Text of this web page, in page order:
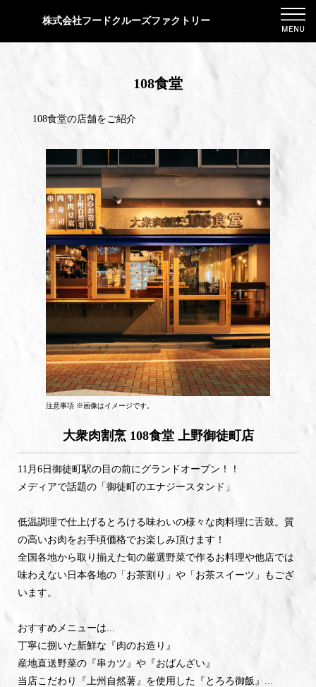
株式会社フードクルーズファクトリー
108食堂
108食堂の店舗をご紹介
注意事項 ※画像はイメージです。
大衆肉割烹 108食堂 上野御徒町店
11月6日御徒町駅の目の前にグランドオープン！！
メディアで話題の「御徒町のエナジースタンド」
低温調理で仕上げるとろける味わいの様々な肉料理に舌鼓。質
の高いお肉をお手頃価格でお楽しみ頂けます！
全国各地から取り揃えた旬の厳選野菜で作るお料理や他店では
味わえない日本各地の「お茶割り」や「お茶スイーツ」もござ
います。
おすすめメニューは...
丁寧に捌いた新鮮な『肉のお造り』
産地直送野菜の『串カツ』や『おばんざい』
当店こだわり『上州自然薯』を使用した『とろろ御飯』...